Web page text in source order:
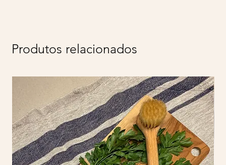
Produtos relacionados